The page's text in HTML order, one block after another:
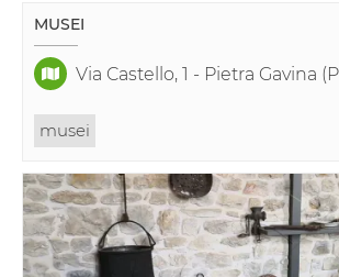
MUSEI
Via Castello, 1 - Pietra Gavina
musei